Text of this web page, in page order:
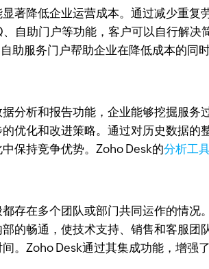
著降低企业运营成本。通过减少重
自助门户等功能，客户可以自行解
助服务门户帮助企业在降低成本的同
分析和报告功能，企业能够挖掘服
优化和改进策略。通过对历史数据
保持竞争优势。Zoho Desk的分析工
存在多个团队或部门共同运作的情
的畅通，使技术支持、销售和客服
。Zoho Desk通过其集成功能，增强